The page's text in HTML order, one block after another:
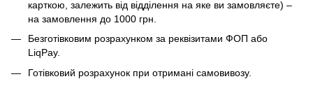
карткою, залежить від відділення на яке ви замовляєте) –
на замовлення до 1000 грн.
Безготівковим розрахунком за реквізитами ФОП або
LiqPay.
Готівковий розрахунок при отримані самовивозу.